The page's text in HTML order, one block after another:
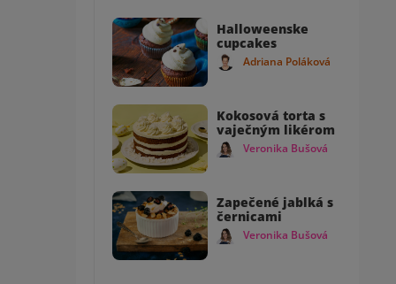
Halloweenske
cupcakes
Adriana Poláková
Kokosová torta s
vaječným likérom
Veronika Bušová
Zapečené jablká s
černicami
Veronika Bušová